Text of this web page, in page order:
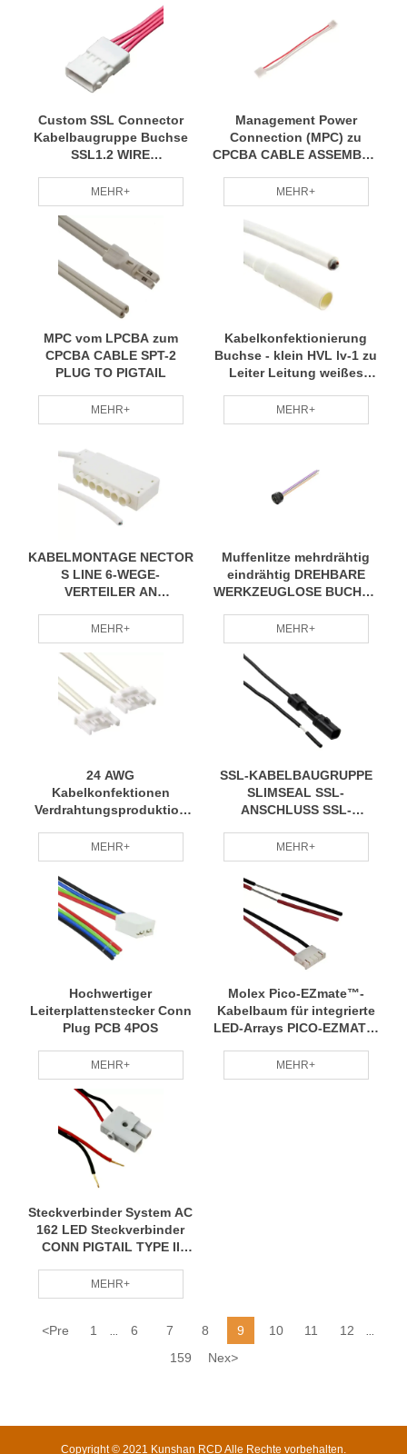
Custom SSL Connector
Kabelbaugruppe Buchse
SSL1.2 WIRE
MEHR+
Management Power
Connection (MPC) zu
CPCBA CABLE ASSEMBLY,
MEHR+
MPC vom LPCBA zum
CPCBA CABLE SPT-2
PLUG TO PIGTAIL
MEHR+
Kabelkonfektionierung
Buchse - klein HVL lv-1 zu
Leiter Leitung weißes
Pigtail
MEHR+
KABELMONTAGE NECTOR
S LINE 6-WEGE-
VERTEILER AN
VERTEILER AN KABEL
MEHR+
Muffenlitze mehrdrähtig
eindrähtig DREHBARE
WERKZEUGLOSE BUCHSE
MEHR+
24 AWG
Kabelkonfektionen
Verdrahtungsproduktion
Beleuchtung FLEXIMATE
TO FLEXIMATE
MEHR+
SSL-KABELBAUGRUPPE
SLIMSEAL SSL-
ANSCHLUSS SSL-
MEHR+
Hochwertiger
Leiterplattenstecker Conn
Plug PCB 4POS
MEHR+
Molex Pico-EZmate™-
Kabelbaum für integrierte
LED-Arrays PICO-EZMATE-
Zoll
MEHR+
Steckverbinder System AC
162 LED Steckverbinder
CONN PIGTAIL TYPE II
MEHR+
<Pre 1 6 7 8 9 10 11 12
159 Nex>
Copyright © 2021 Kunshan RCD Alle Rechte vorbehalten.